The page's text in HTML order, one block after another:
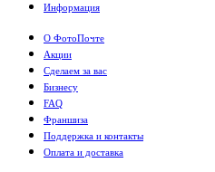
Информация
О ФотоПочте
Акции
Сделаем за вас
Бизнесу
FAQ
Франшиза
Поддержка и контакты
Оплата и доставка